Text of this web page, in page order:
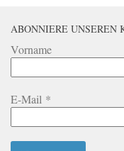
ABONNIERE UNSEREN
Vorname
E-Mail *